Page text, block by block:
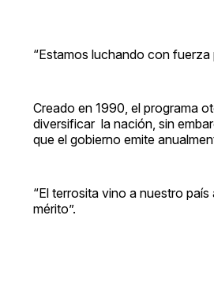
“Estamos luchando con
Creado en 1990, el programa
diversificar la nación, sin
que el gobierno emite
“El terrosita vino a nuestro
mérito”.